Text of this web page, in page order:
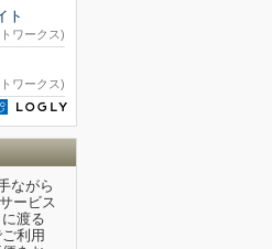
ト
ワークス)
ワークス)
ながら
ービス
渡る
利用